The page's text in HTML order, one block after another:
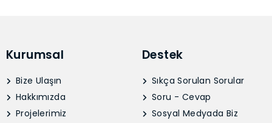
Kurumsal
Bize Ulaşın
Hakkımızda
Projelerimiz
Destek
Sıkça Sorulan Sorular
Soru - Cevap
Sosyal Medyada Biz